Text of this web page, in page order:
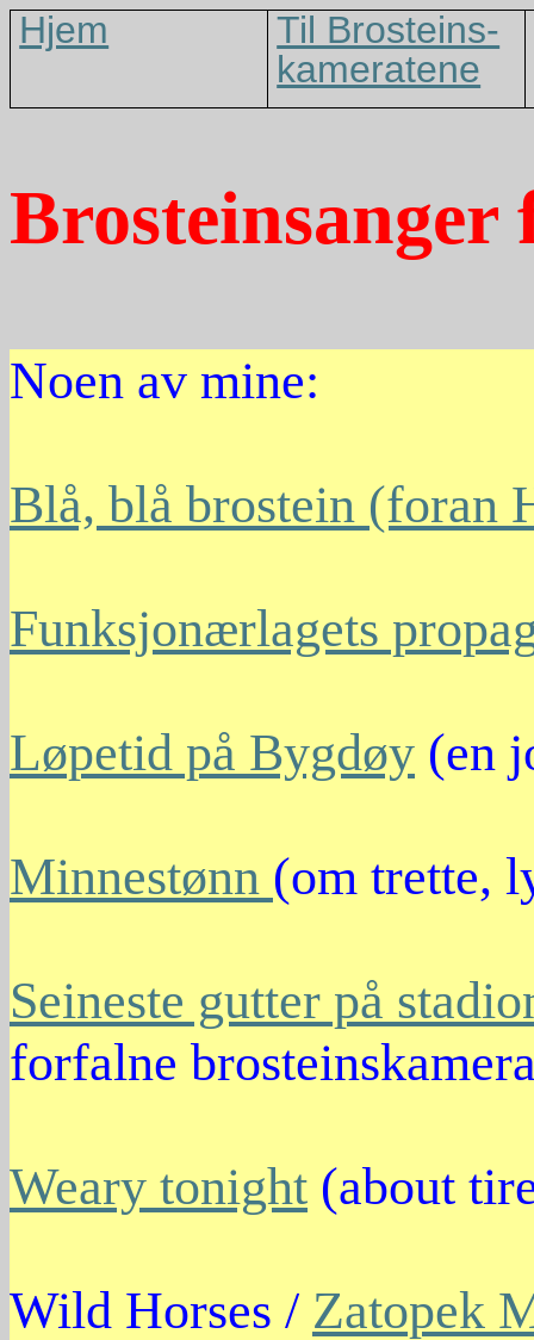
Hjem
Til Brosteins-
kameratene
Brosteinsanger
Noen av mine:
Blå, blå brostein (foran
Funksjonærlagets
Løpetid på Bygdøy (en
Minnestønn (om trette,
Seineste gutter på
forfalne
Weary tonight (about
Wild Horses / Zatopek